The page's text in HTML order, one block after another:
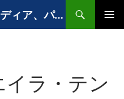
カポエイラ・テンポ東京のメディア、パフォーマンスなど出演歴
ラ・テン